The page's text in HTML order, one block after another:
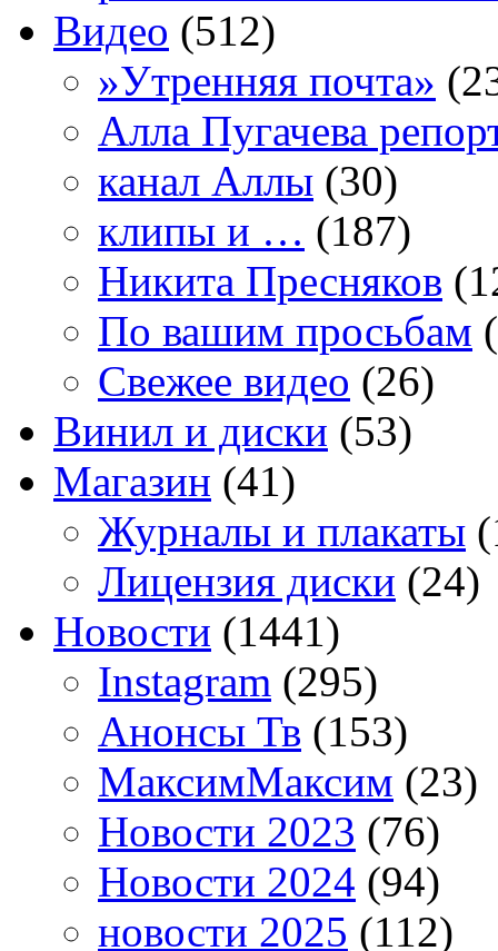
Видео (512)
»Утренняя почта»
Алла Пугачева
канал Аллы (30)
клипы и … (187)
Никита Пресняков
По вашим просьбам
Свежее видео (26)
Винил и диски (53)
Магазин (41)
Журналы и плакаты
Лицензия диски (24)
Новости (1441)
Instagram (295)
Анонсы Тв (153)
МаксимМаксим (23)
Новости 2023 (76)
Новости 2024 (94)
новости 2025 (112)